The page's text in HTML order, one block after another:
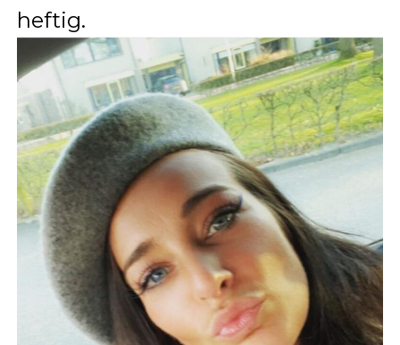
heftig.